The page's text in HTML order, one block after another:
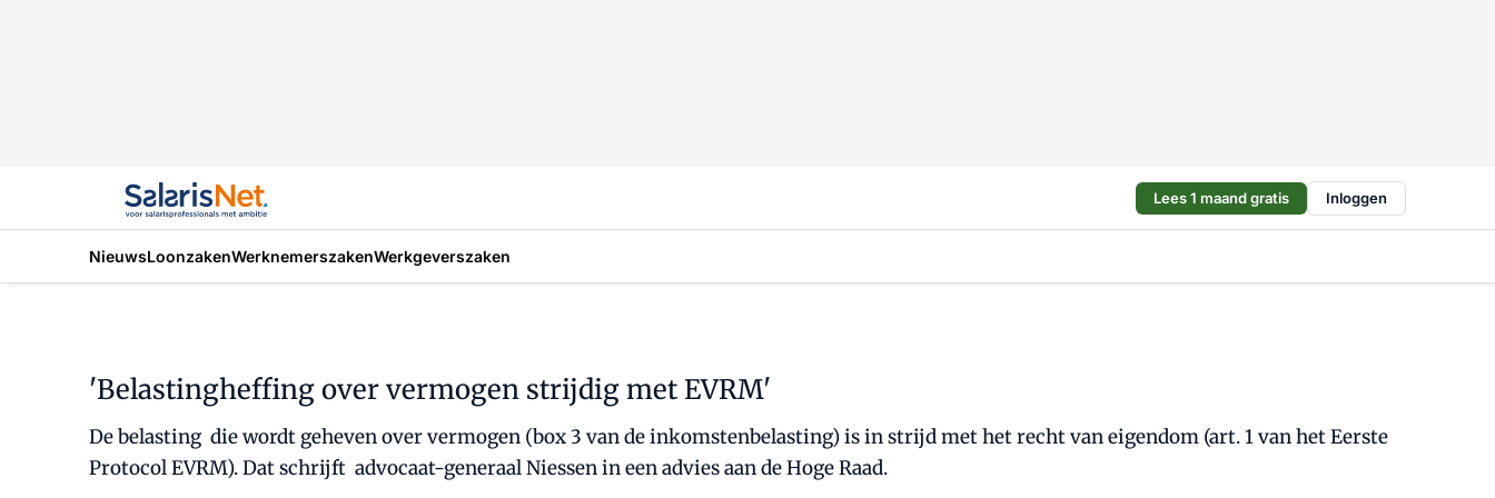
Lees 1 maand gratis Inloggen
NieuwsLoonzakenWerknemerszakenWerkgeverszaken
'Belastingheffing over vermogen strijdig met EVRM'
De belasting die wordt geheven over vermogen (box 3 van de inkomstenbelasting) is in strijd met het recht van eigendom (art. 1 van het Eerste
Protocol EVRM). Dat schrijft advocaat-generaal Niessen in een advies aan de Hoge Raad.